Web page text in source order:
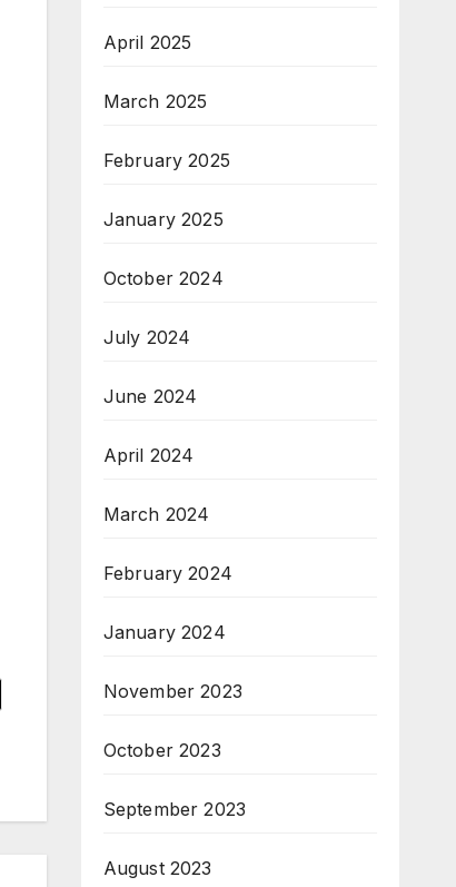
April 2025
March 2025
February 2025
January 2025
October 2024
July 2024
June 2024
April 2024
March 2024
February 2024
January 2024
November 2023
October 2023
September 2023
August 2023